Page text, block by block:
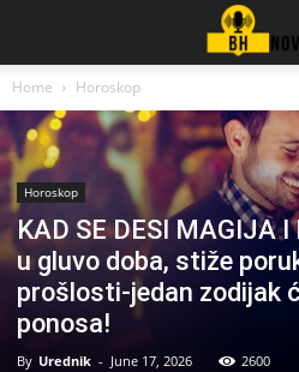
Home Horoskop
Horoskop
KAD SE DESI MAGIJA
u gluvo doba, stiže
prošlosti-jedan zodijak
ponosa!
By Urednik - June 17, 2026 2600